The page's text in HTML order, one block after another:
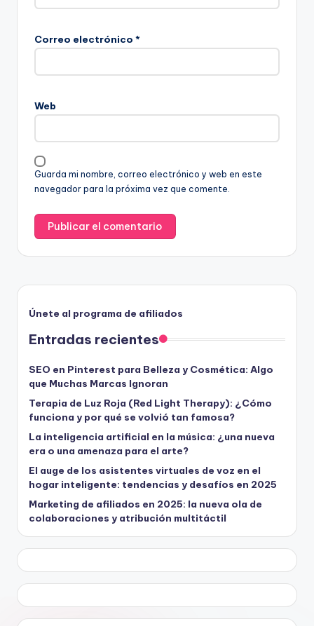
Correo electrónico *
Web
Guarda mi nombre, correo electrónico y web en este
navegador para la próxima vez que comente.
Únete al programa de afiliados
Entradas recientes
SEO en Pinterest para Belleza y Cosmética: Algo
que Muchas Marcas Ignoran
Terapia de Luz Roja (Red Light Therapy): ¿Cómo
funciona y por qué se volvió tan famosa?
La inteligencia artificial en la música: ¿una nueva
era o una amenaza para el arte?
El auge de los asistentes virtuales de voz en el
hogar inteligente: tendencias y desafíos en 2025
Marketing de afiliados en 2025: la nueva ola de
colaboraciones y atribución multitáctil